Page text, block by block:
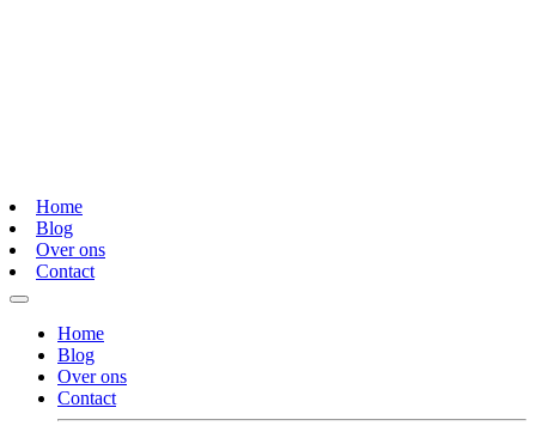
Home
Blog
Over ons
Contact
Home
Blog
Over ons
Contact